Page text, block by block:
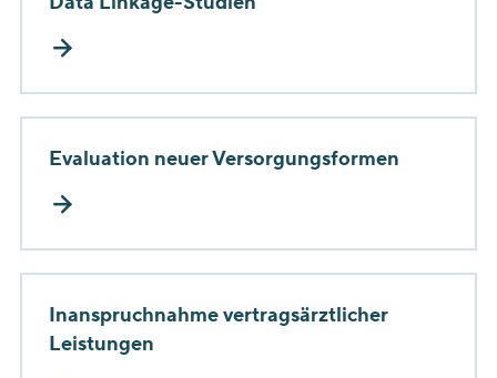
Evaluation neuer Versorgungsformen
Inanspruchnahme vertragsärztlicher
Leistungen